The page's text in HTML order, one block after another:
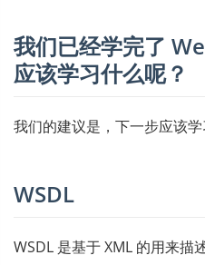
我们已经学完了
应该学习什么呢？
我们的建议是，下一步应该学
WSDL
WSDL 是基于 XML 的用来描